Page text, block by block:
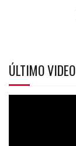
ÚLTIMO VIDEO